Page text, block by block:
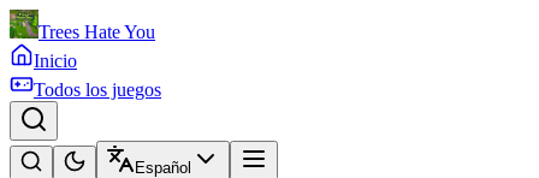
Trees Hate You
Inicio
Todos los juegos
Español